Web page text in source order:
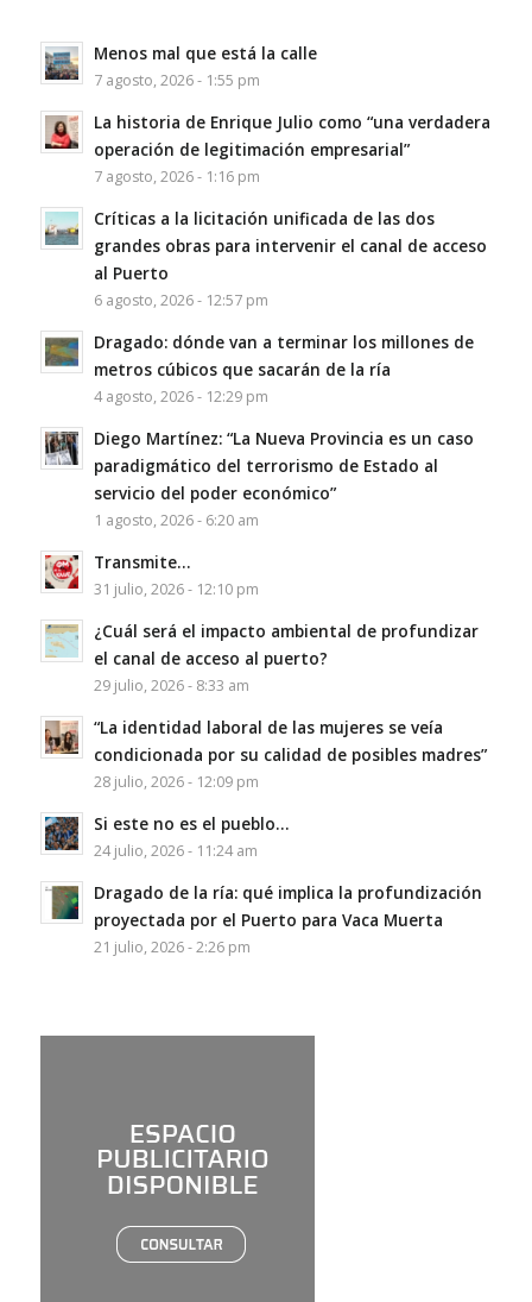
Menos mal que está la calle
7 agosto, 2026 - 1:55 pm
La historia de Enrique Julio como “una verdadera
operación de legitimación empresarial”
7 agosto, 2026 - 1:16 pm
Críticas a la licitación unificada de las dos
grandes obras para intervenir el canal de acceso
al Puerto
6 agosto, 2026 - 12:57 pm
Dragado: dónde van a terminar los millones de
metros cúbicos que sacarán de la ría
4 agosto, 2026 - 12:29 pm
Diego Martínez: “La Nueva Provincia es un caso
paradigmático del terrorismo de Estado al
servicio del poder económico”
1 agosto, 2026 - 6:20 am
Transmite…
31 julio, 2026 - 12:10 pm
¿Cuál será el impacto ambiental de profundizar
el canal de acceso al puerto?
29 julio, 2026 - 8:33 am
“La identidad laboral de las mujeres se veía
condicionada por su calidad de posibles madres”
28 julio, 2026 - 12:09 pm
Si este no es el pueblo…
24 julio, 2026 - 11:24 am
Dragado de la ría: qué implica la profundización
proyectada por el Puerto para Vaca Muerta
21 julio, 2026 - 2:26 pm